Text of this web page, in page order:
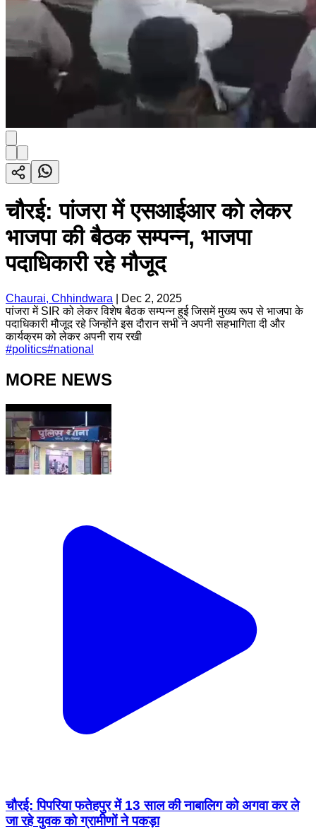
चौरई: पांजरा में एसआईआर को लेकर
भाजपा की बैठक सम्पन्न, भाजपा
पदाधिकारी रहे मौजूद
Chaurai, Chhindwara
Dec 2, 2025
पांजरा में SIR को लेकर विशेष बैठक सम्पन्न हुई जिसमें मुख्य रूप से भाजपा के
पदाधिकारी मौजूद रहे जिन्होंने इस दौरान सभी ने अपनी सहभागिता दी और
कार्यक्रम को लेकर अपनी राय रखी
#politics#national
MORE NEWS
चौरई: पिपरिया फतेहपुर में 13 साल की नाबालिग को अगवा कर ले
जा रहे युवक को ग्रामीणों ने पकड़ा